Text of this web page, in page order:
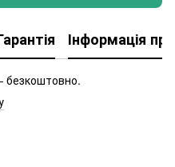
Інформація
безкоштовно.